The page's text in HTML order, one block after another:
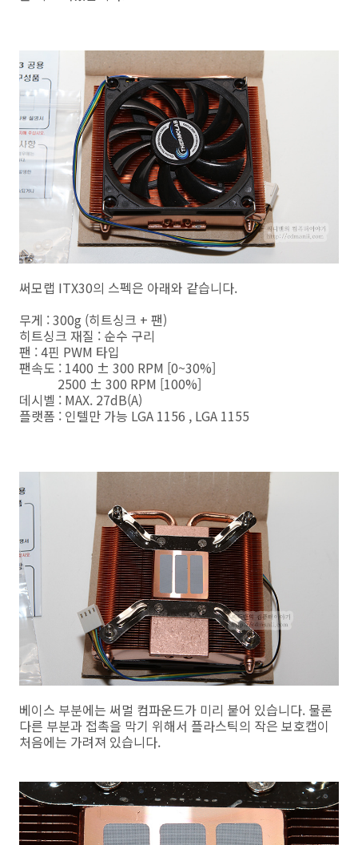
써모랩 ITX30의 스펙은 아래와 같습니다.
무게 : 300g (히트싱크 + 팬)
히트싱크 재질 : 순수 구리
팬 : 4핀 PWM 타입
팬속도 : 1400 ± 300 RPM [0~30%]
2500 ± 300 RPM [100%]
데시벨 : MAX. 27dB(A)
플랫폼 : 인텔만 가능 LGA 1156 , LGA 1155
베이스 부분에는 써멀 컴파운드가 미리 붙어 있습니다. 물론
다른 부분과 접촉을 막기 위해서 플라스틱의 작은 보호캡이
처음에는 가려져 있습니다.